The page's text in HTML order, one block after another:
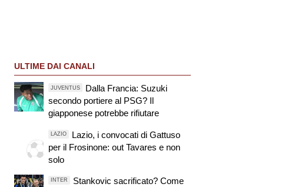
ULTIME DAI CANALI
JUVENTUS
Dalla Francia: Suzuki
secondo portiere al PSG? Il
giapponese potrebbe rifiutare
LAZIO
Lazio, i convocati di Gattuso
per il Frosinone: out Tavares e non
solo
INTER
Stankovic sacrificato? Come